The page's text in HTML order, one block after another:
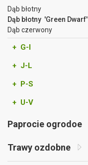
Dąb błotny
Dąb błotny 'Green Dwarf'
Dąb czerwony
+ G-I
+ J-L
+ P-S
+ U-V
Paprocie ogrodoe
Trawy ozdobne